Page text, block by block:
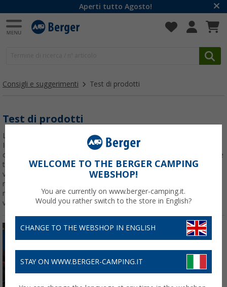
Aperti tutto Agosto!
Consigli e suggerimenti Test di prodotti
Test di prodotti
La vera qualità di un prodotto si vede soprattutto nell’uso pratico.
In questa categoria trovi test di prodotti dedicati ad accessori da
campeggio, attrezzatura outdoor e soluzioni per camper, caravan e
tenda. I nostri tester provano gli articoli in condizioni reali e li
valutano in base a criteri importanti come funzionalità, praticità,
robustezza, comfort e rapporto qualità-prezzo. Così puoi orientarti
meglio nella scelta e trovare prodotti affidabili per le tue prossime
vacanze in campeggio.
ELETTRONICA
WELCOME TO THE BERGER CAMPING
WEBSHOP!
You are currently on www.berger-camping.it.
Would you rather switch to the store in English?
CHANGE TO THE WEBSHOP IN ENGLISH
STAY ON WWW.BERGER-CAMPING.IT